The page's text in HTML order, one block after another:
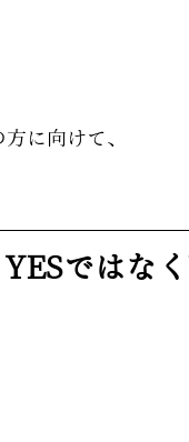
に向けて、
YESではな